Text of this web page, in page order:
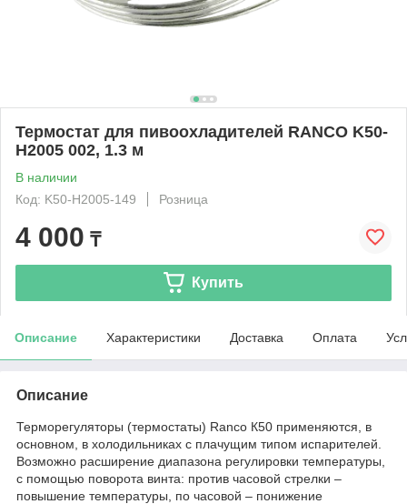
Термостат для пивоохладителей RANCO K50-
H2005 002, 1.3 м
В наличии
Код: K50-H2005-149
Розница
4 000 ₸
Купить
Описание Характеристики Доставка Оплата
Описание
Терморегуляторы (термостаты) Ranco К50 применяются, в
основном, в холодильниках с плачущим типом испарителей.
Возможно расширение диапазона регулировки температуры,
с помощью поворота винта: против часовой стрелки –
повышение температуры, по часовой – понижение